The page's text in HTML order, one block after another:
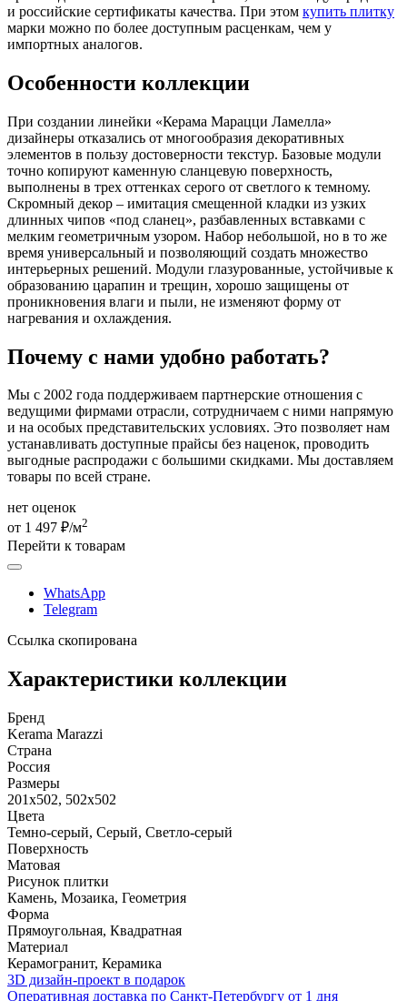
и российские сертификаты качества. При этом купить плитку
марки можно по более доступным расценкам, чем у
импортных аналогов.
Особенности коллекции
При создании линейки «Керама Марацци Ламелла»
дизайнеры отказались от многообразия декоративных
элементов в пользу достоверности текстур. Базовые модули
точно копируют каменную сланцевую поверхность,
выполнены в трех оттенках серого от светлого к темному.
Скромный декор – имитация смещенной кладки из узких
длинных чипов «под сланец», разбавленных вставками с
мелким геометричным узором. Набор небольшой, но в то же
время универсальный и позволяющий создать множество
интерьерных решений. Модули глазурованные, устойчивые к
образованию царапин и трещин, хорошо защищены от
проникновения влаги и пыли, не изменяют форму от
нагревания и охлаждения.
Почему с нами удобно работать?
Мы с 2002 года поддерживаем партнерские отношения с
ведущими фирмами отрасли, сотрудничаем с ними напрямую
и на особых представительских условиях. Это позволяет нам
устанавливать доступные прайсы без наценок, проводить
выгодные распродажи с большими скидками. Мы доставляем
товары по всей стране.
нет оценок
от 1 497 ₽/м2
Перейти к товарам
WhatsApp
Telegram
Ссылка скопирована
Характеристики коллекции
Бренд
Kerama Marazzi
Страна
Россия
Размеры
201x502, 502x502
Цвета
Темно-серый, Серый, Светло-серый
Поверхность
Матовая
Рисунок плитки
Камень, Мозаика, Геометрия
Форма
Прямоугольная, Квадратная
Материал
Керамогранит, Керамика
3D дизайн-проект в подарок
Оперативная доставка по Санкт-Петербургу от 1 дня